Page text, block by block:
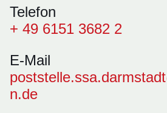
Telefon
+ 49 6151 3682 2
E-Mail
n.de